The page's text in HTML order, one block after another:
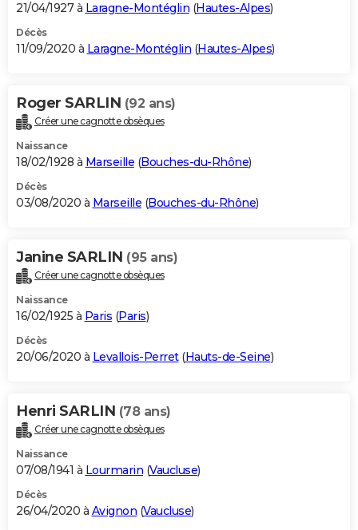
21/04/1927 à Laragne-Montéglin (Hautes-Alpes)
Décès
11/09/2020 à Laragne-Montéglin (Hautes-Alpes)
Roger SARLIN (92 ans)
Créer une cagnotte obsèques
Naissance
18/02/1928 à Marseille (Bouches-du-Rhône)
Décès
03/08/2020 à Marseille (Bouches-du-Rhône)
Janine SARLIN (95 ans)
Créer une cagnotte obsèques
Naissance
16/02/1925 à Paris (Paris)
Décès
20/06/2020 à Levallois-Perret(Hauts-de-Seine)
Henri SARLIN (78 ans)
Créer une cagnotte obsèques
Naissance
07/08/1941 à Lourmarin (Vaucluse)
Décès
26/04/2020 à Avignon (Vaucluse)